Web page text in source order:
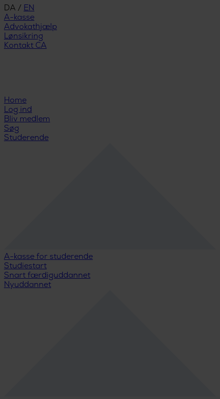
DA / EN
A-kasse
Advokathjælp
Lønsikring
Kontakt CA
Home
Log ind
Bliv medlem
Søg
Studerende
A-kasse for studerende
Studiestart
Snart færdiguddannet
Nyuddannet